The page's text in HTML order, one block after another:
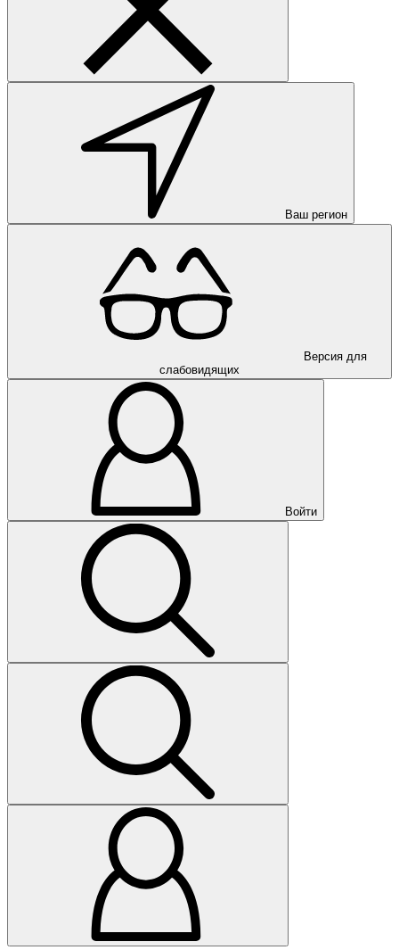
Ваш регион
Версия для
слабовидящих
Войти